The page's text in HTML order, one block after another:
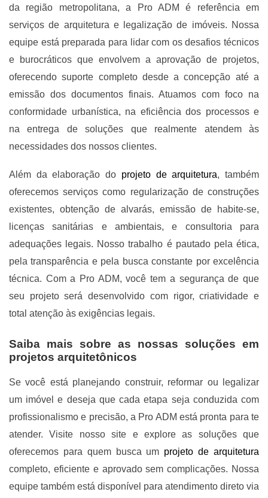
da região metropolitana, a Pro ADM é referência em
serviços de arquitetura e legalização de imóveis. Nossa
equipe está preparada para lidar com os desafios técnicos
e burocráticos que envolvem a aprovação de projetos,
oferecendo suporte completo desde a concepção até a
emissão dos documentos finais. Atuamos com foco na
conformidade urbanística, na eficiência dos processos e
na entrega de soluções que realmente atendem às
necessidades dos nossos clientes.
Além da elaboração do projeto de arquitetura, também
oferecemos serviços como regularização de construções
existentes, obtenção de alvarás, emissão de habite-se,
licenças sanitárias e ambientais, e consultoria para
adequações legais. Nosso trabalho é pautado pela ética,
pela transparência e pela busca constante por excelência
técnica. Com a Pro ADM, você tem a segurança de que
seu projeto será desenvolvido com rigor, criatividade e
total atenção às exigências legais.
Saiba mais sobre as nossas soluções em
projetos arquitetônicos
Se você está planejando construir, reformar ou legalizar
um imóvel e deseja que cada etapa seja conduzida com
profissionalismo e precisão, a Pro ADM está pronta para te
atender. Visite nosso site e explore as soluções que
oferecemos para quem busca um projeto de arquitetura
completo, eficiente e aprovado sem complicações. Nossa
equipe também está disponível para atendimento direto via